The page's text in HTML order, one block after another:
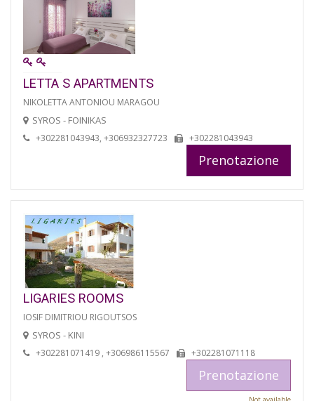
LETTA S APARTMENTS
NIKOLETTA ANTONIOU MARAGOU
SYROS - FOINIKAS
+302281043943, +306932327723 +302281043943
Prenotazione
LIGARIES ROOMS
IOSIF DIMITRIOU RIGOUTSOS
SYROS - KINI
+302281071419 , +306986115567 +302281071118
Prenotazione